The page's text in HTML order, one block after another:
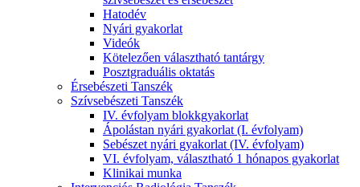
Hatodév
Nyári gyakorlat
Videók
Kötelezően választható tantárgy
Posztgraduális oktatás
Érsebészeti Tanszék
Szívsebészeti Tanszék
IV. évfolyam blokkgyakorlat
Ápolástan nyári gyakorlat (I. évfolyam)
Sebészet nyári gyakorlat (IV. évfolyam)
VI. évfolyam, választható 1 hónapos gyakorlat
Klinikai munka